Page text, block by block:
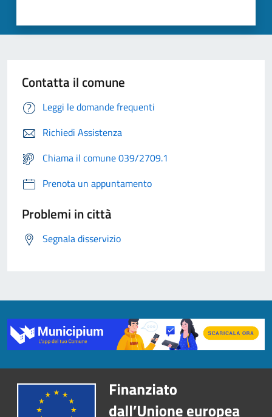
Contatta il comune
Leggi le domande frequenti
Richiedi Assistenza
Chiama il comune 039/2709.1
Prenota un appuntamento
Problemi in città
Segnala disservizio